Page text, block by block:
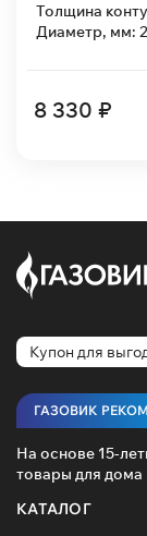
Толщина
Диаметр, мм:
8 330 ₽
Купон для
ГАЗОВИК
На основе 15-
товары для дома
КАТАЛОГ